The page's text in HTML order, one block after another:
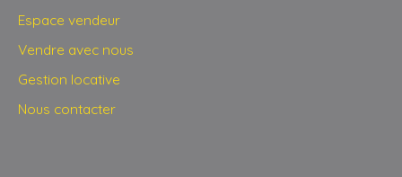
Espace vendeur
Vendre avec nous
Gestion locative
Nous contacter